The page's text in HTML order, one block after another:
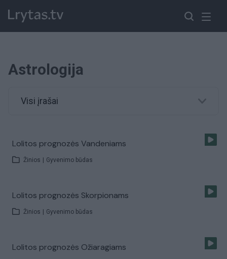
Astrologija
Visi įrašai
Lolitos prognozės Vandeniams
Žinios Gyvenimo būdas
Lolitos prognozės Skorpionams
Žinios Gyvenimo būdas
Lolitos prognozės Ožiaragiams